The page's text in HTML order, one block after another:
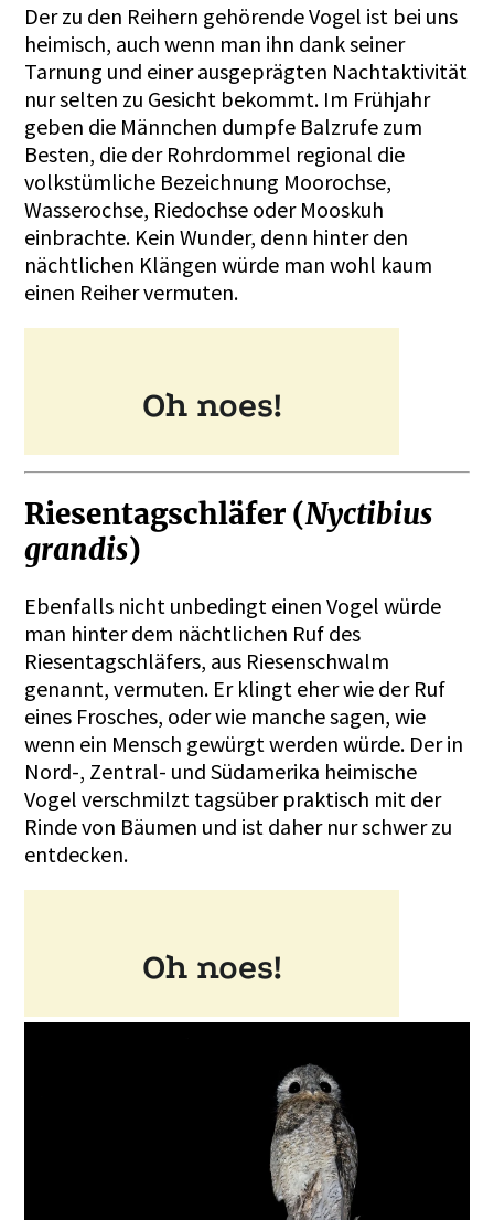
Der zu den Reihern gehörende Vogel ist bei uns
heimisch, auch wenn man ihn dank seiner
Tarnung und einer ausgeprägten Nachtaktivität
nur selten zu Gesicht bekommt. Im Frühjahr
geben die Männchen dumpfe Balzrufe zum
Besten, die der Rohrdommel regional die
volkstümliche Bezeichnung Moorochse,
Wasserochse, Riedochse oder Mooskuh
einbrachte. Kein Wunder, denn hinter den
nächtlichen Klängen würde man wohl kaum
einen Reiher vermuten.
Riesentagschläfer (Nyctibius
grandis)
Ebenfalls nicht unbedingt einen Vogel würde
man hinter dem nächtlichen Ruf des
Riesentagschläfers, aus Riesenschwalm
genannt, vermuten. Er klingt eher wie der Ruf
eines Frosches, oder wie manche sagen, wie
wenn ein Mensch gewürgt werden würde. Der in
Nord-, Zentral- und Südamerika heimische
Vogel verschmilzt tagsüber praktisch mit der
Rinde von Bäumen und ist daher nur schwer zu
entdecken.